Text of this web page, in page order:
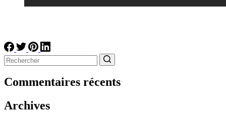
résultat
Commentaires récents
Archives